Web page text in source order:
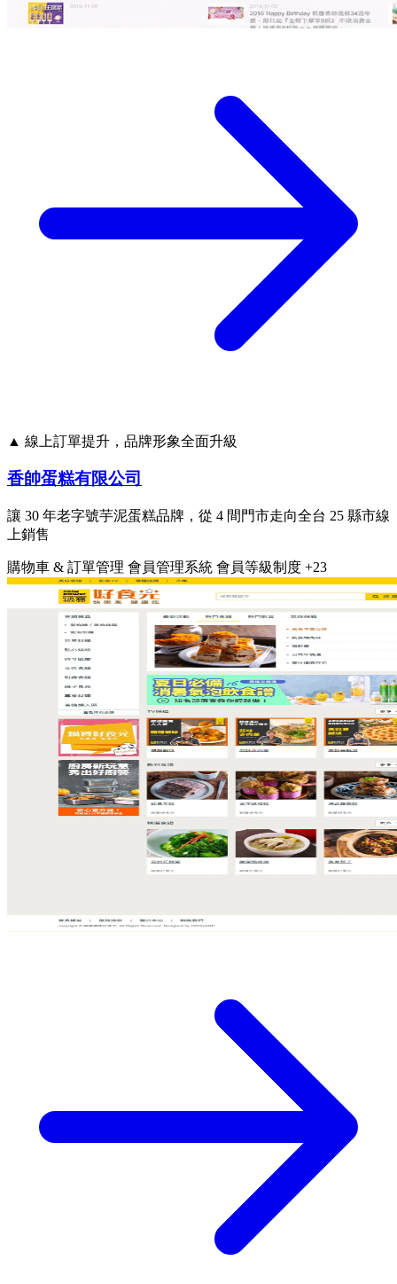
▲ 線上訂單提升，品牌形象全面升級
香帥蛋糕有限公司
讓 30 年老字號芋泥蛋糕品牌，從 4 間門市走向全台 25 縣市線
上銷售
購物車 & 訂單管理 會員管理系統 會員等級制度 +23